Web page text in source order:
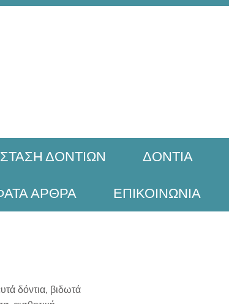
ΔΟΝΤΙΩΝ ΔΟΝΤΙΑ
ΑΡΘΡΑ ΕΠΙΚΟΙΝΩΝΙΑ